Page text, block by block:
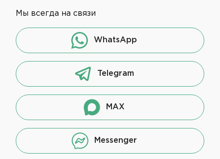
Мы всегда на связи
WhatsApp
Telegram
MAX
Messenger